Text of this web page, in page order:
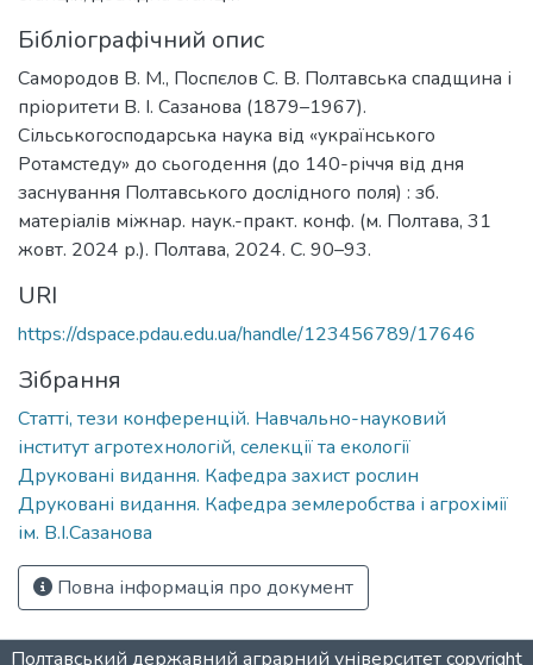
Бібліографічний опис
Самородов В. М., Поспєлов С. В. Полтавська спадщина і
пріоритети В. І. Сазанова (1879–1967).
Сільськогосподарська наука від «українського
Ротамстеду» до сьогодення (до 140-річчя від дня
заснування Полтавського дослідного поля) : зб.
матеріалів міжнар. наук.-практ. конф. (м. Полтава, 31
жовт. 2024 р.). Полтава, 2024. С. 90–93.
URI
https://dspace.pdau.edu.ua/handle/123456789/17646
Зібрання
Статті, тези конференцій. Навчально-науковий
інститут агротехнологій, селекції та екології
Друковані видання. Кафедра захист рослин
Друковані видання. Кафедра землеробства і агрохімії
ім. В.І.Сазанова
Повна інформація про документ
Полтавський державний аграрний університетcopyright